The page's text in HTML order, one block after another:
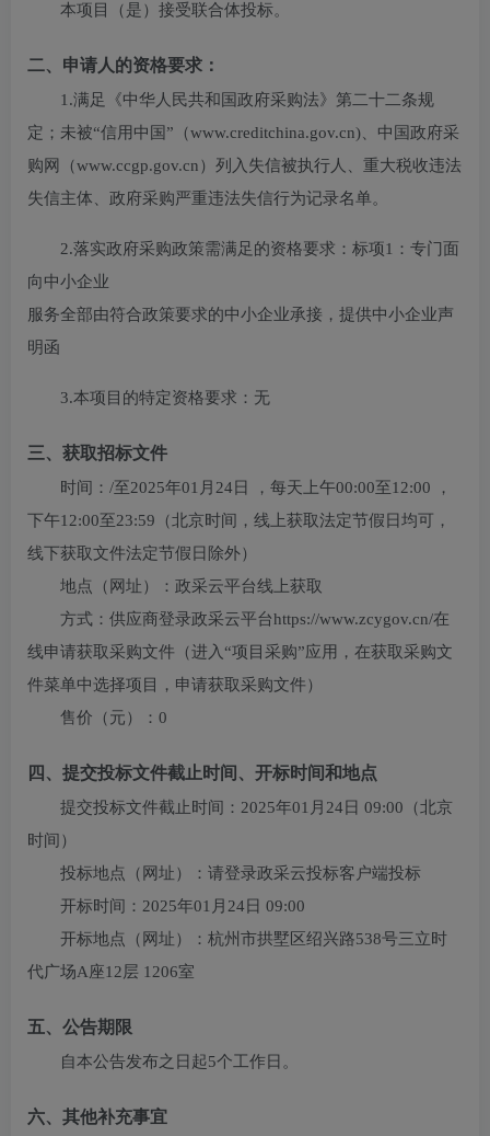
本项目（是）接受联合体投标。
二、申请人的资格要求：
1.满足《中华人民共和国政府采购法》第二十二条规
定；未被“信用中国”（www.creditchina.gov.cn)、中国政府采
购网（www.ccgp.gov.cn）列入失信被执行人、重大税收违法
失信主体、政府采购严重违法失信行为记录名单。
2.落实政府采购政策需满足的资格要求： 标项1：专门面
向中小企业
服务全部由符合政策要求的中小企业承接，提供中小企业声
明函
3.本项目的特定资格要求： 无
三、获取招标文件
时间： /至2025年01月24日 ，每天上午00:00至12:00 ，
下午12:00至23:59 （北京时间，线上获取法定节假日均可，
线下获取文件法定节假日除外）
地点（网址）： 政采云平台线上获取
方式： 供应商登录政采云平台https://www.zcygov.cn/在
线申请获取采购文件（进入“项目采购”应用，在获取采购文
件菜单中选择项目，申请获取采购文件）
售价（元）： 0
四、提交投标文件截止时间、开标时间和地点
提交投标文件截止时间： 2025年01月24日 09:00 （北京
时间）
投标地点（网址）： 请登录政采云投标客户端投标
开标时间： 2025年01月24日 09:00
开标地点（网址）： 杭州市拱墅区绍兴路538号三立时
代广场A座12层 1206室
五、公告期限
自本公告发布之日起5个工作日。
六、其他补充事宜